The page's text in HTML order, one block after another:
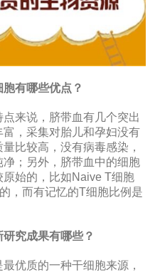
有哪些优点？
来说，脐带血有几个突出
，采集对胎儿和孕妇没有
比较高，没有病毒感染，
；另外，脐带血中的细胞
始的，比如Naive T细胞
，而有记忆的T细胞比例是
究成果有哪些？
优质的一种干细胞来源，